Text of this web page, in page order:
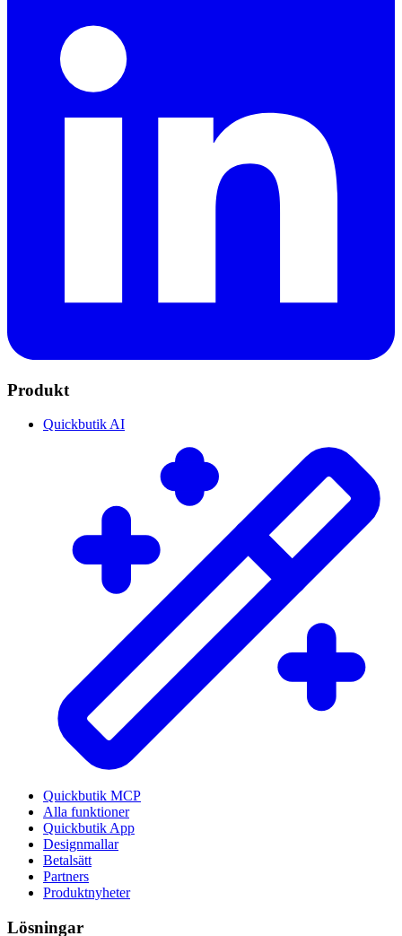
Produkt
Quickbutik AI
Quickbutik MCP
Alla funktioner
Quickbutik App
Designmallar
Betalsätt
Partners
Produktnyheter
Lösningar